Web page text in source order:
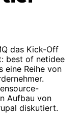
das Kick-Off
best of netidee
eine Reihe von
Aufbau von
diskutiert.